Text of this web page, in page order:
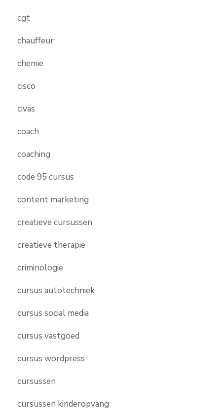
cgt
chauffeur
chemie
cisco
civas
coach
coaching
code 95 cursus
content marketing
creatieve cursussen
creatieve therapie
criminologie
cursus autotechniek
cursus social media
cursus vastgoed
cursus wordpress
cursussen
cursussen kinderopvang